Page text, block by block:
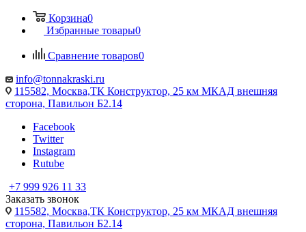
Корзина0
Избранные товары0
Сравнение товаров0
info@tonnakraski.ru
115582, Москва,ТК Конструктор, 25 км МКАД внешняя
сторона, Павильон Б2.14
Facebook
Twitter
Instagram
Rutube
+7 999 926 11 33
Заказать звонок
115582, Москва,ТК Конструктор, 25 км МКАД внешняя
сторона, Павильон Б2.14